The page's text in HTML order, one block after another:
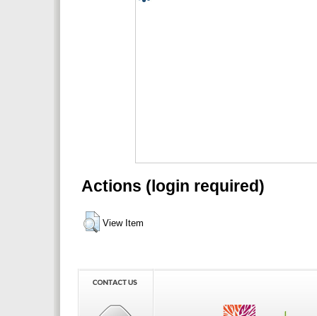
Actions (login required)
View Item